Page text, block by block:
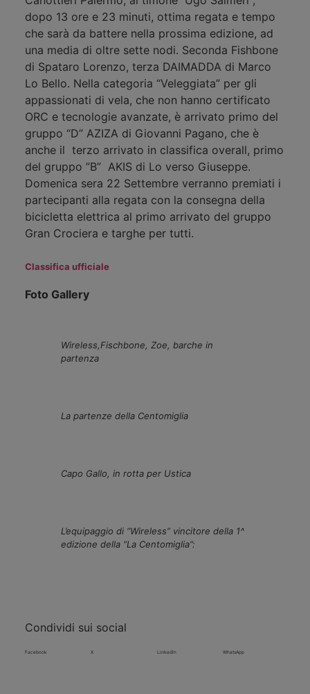
dopo 13 ore e 23 minuti, ottima regata e tempo
che sarà da battere nella prossima edizione, ad
una media di oltre sette nodi. Seconda Fishbone
di Spataro Lorenzo, terza DAIMADDA di Marco
Lo Bello. Nella categoria “Veleggiata” per gli
appassionati di vela, che non hanno certificato
ORC e tecnologie avanzate, è arrivato primo del
gruppo “D” AZIZA di Giovanni Pagano, che è
anche il terzo arrivato in classifica overall, primo
del gruppo ”B” AKIS di Lo verso Giuseppe.
Domenica sera 22 Settembre verranno premiati i
partecipanti alla regata con la consegna della
bicicletta elettrica al primo arrivato del gruppo
Gran Crociera e targhe per tutti.
Classifica ufficiale
Foto Gallery
Wireless,Fischbone, Zoe, barche in
partenza
La partenze della Centomiglia
Capo Gallo, in rotta per Ustica
L’equipaggio di “Wireless” vincitore della 1^
edizione della “La Centomiglia”:
Condividi sui social
Facebook X LinkedIn WhatsApp